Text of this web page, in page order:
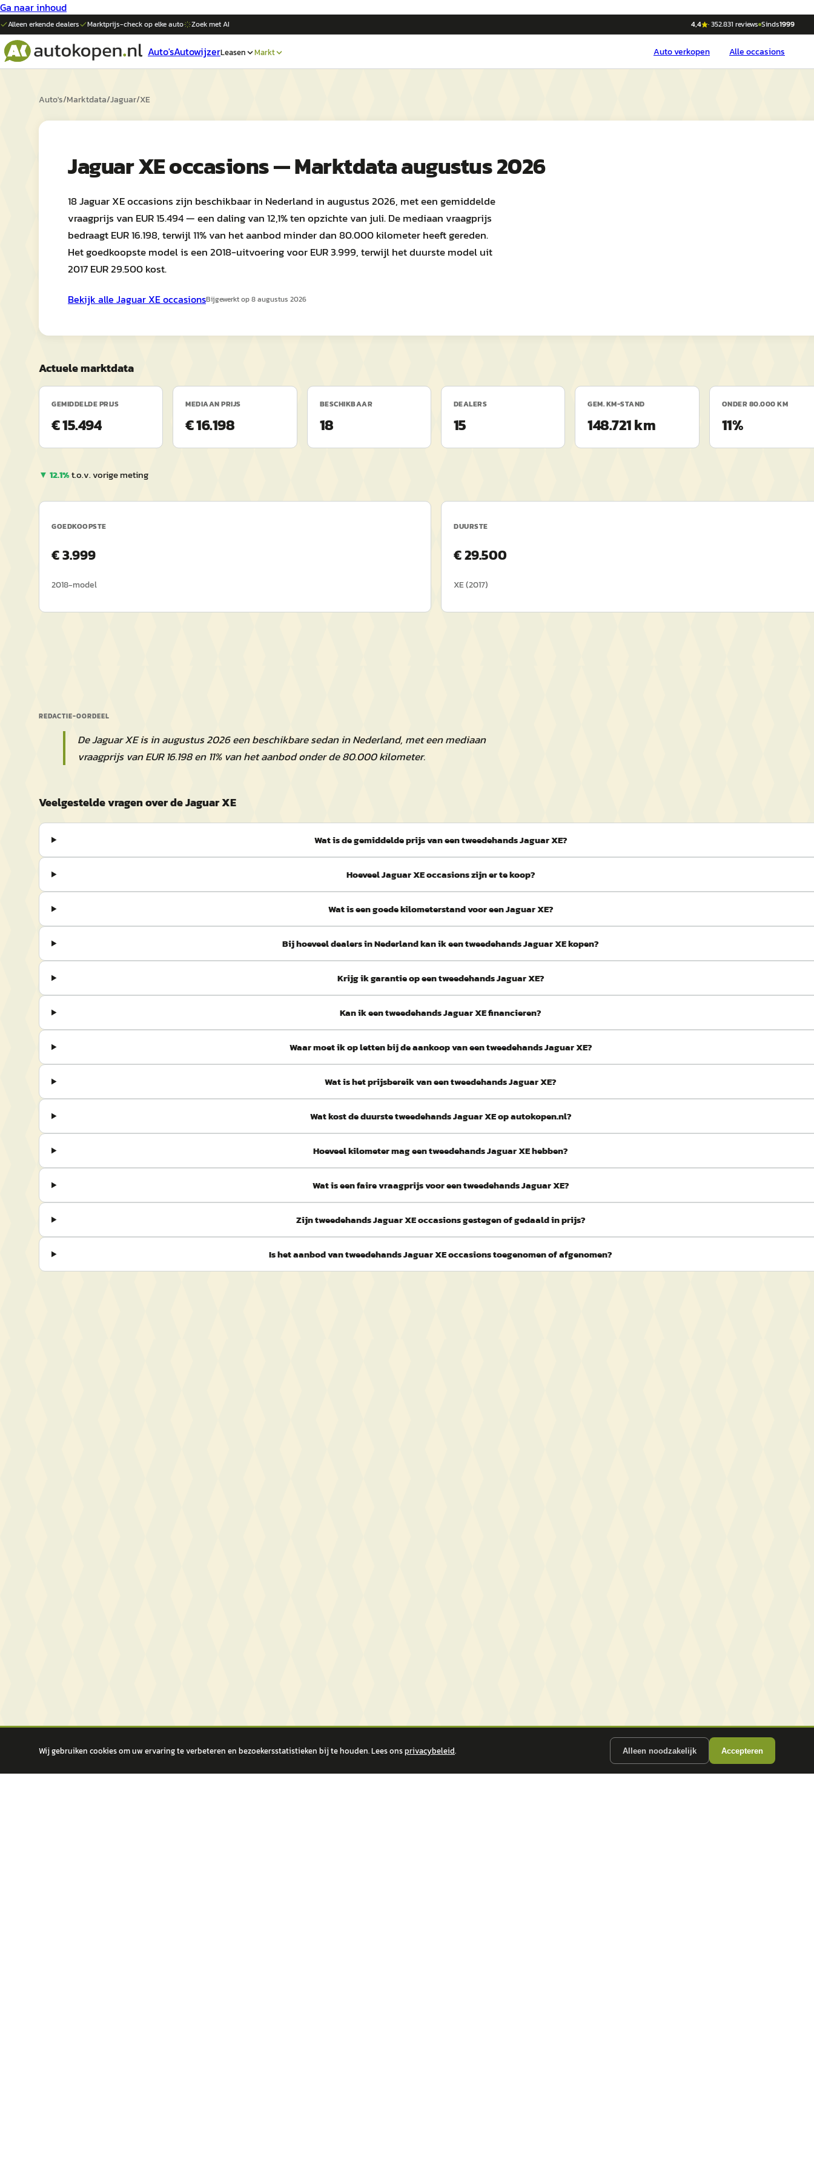
Ga naar inhoud
Alleen erkende dealers Marktprijs-check op elkeauto Zoek met AI 4,4 ·352.831 reviews Sinds1999
Auto'sAutowijzerLeasen Markt Autoverkopen Alle occasions
Auto's/Marktdata/Jaguar/XE
Jaguar XE occasions — Marktdata augustus 2026
18 Jaguar XE occasions zijn beschikbaar in Nederland in augustus 2026, met een gemiddelde
vraagprijs van EUR 15.494 — een daling van 12,1% ten opzichte van juli. De mediaan vraagprijs
bedraagt EUR 16.198, terwijl 11% van het aanbod minder dan 80.000 kilometer heeft gereden.
Het goedkoopste model is een 2018-uitvoering voor EUR 3.999, terwijl het duurste model uit
2017 EUR 29.500 kost.
Bekijk alle Jaguar XEoccasionsBijgewerkt op8 augustus 2026
Actuele marktdata
GEMIDDELDE PRIJS
€ 15.494
MEDIAAN PRIJS
€ 16.198
BESCHIKBAAR
18
DEALERS
15
GEM. KM-STAND
148.721 km
ONDER 80.000 KM
11%
▼ 12.1%t.o.v. vorige meting
GOEDKOOPSTE
€3.999
2018-model
DUURSTE
€29.500
XE(2017)
REDACTIE-OORDEEL
De Jaguar XE is in augustus 2026 een beschikbare sedan in Nederland, met een mediaan
vraagprijs van EUR 16.198 en 11% van het aanbod onder de 80.000 kilometer.
Veelgestelde vragen over de Jaguar XE
Wat is de gemiddelde prijs van een tweedehands Jaguar XE?
Hoeveel Jaguar XE occasions zijn er te koop?
Wat is een goede kilometerstand voor een Jaguar XE?
Bij hoeveel dealers in Nederland kan ik een tweedehands Jaguar XE kopen?
Krijg ik garantie op een tweedehands Jaguar XE?
Kan ik een tweedehands Jaguar XE financieren?
Waar moet ik op letten bij de aankoop van een tweedehands Jaguar XE?
Wat is het prijsbereik van een tweedehands Jaguar XE?
Wat kost de duurste tweedehands Jaguar XE op autokopen.nl?
Hoeveel kilometer mag een tweedehands Jaguar XE hebben?
Wat is een faire vraagprijs voor een tweedehands Jaguar XE?
Zijn tweedehands Jaguar XE occasions gestegen of gedaald in prijs?
Is het aanbod van tweedehands Jaguar XE occasions toegenomen of afgenomen?
Wij gebruiken cookies om uw ervaring te verbeteren en bezoekersstatistieken bij te houden. Lees onsprivacybeleid. Alleen noodzakelijk Accepteren